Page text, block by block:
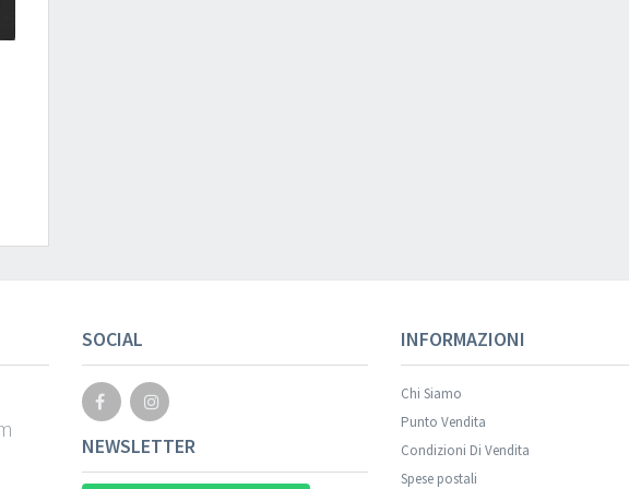
SOCIAL
NEWSLETTER
INFORMAZIONI
Chi Siamo
Punto Vendita
Condizioni Di Vendita
Spese postali